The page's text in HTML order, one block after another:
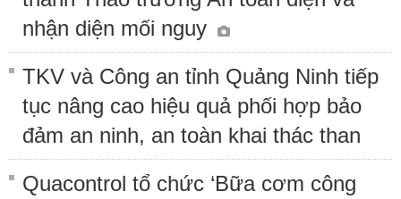
nhận diện mối nguy
TKV và Công an tỉnh Quảng Ninh tiếp
tục nâng cao hiệu quả phối hợp bảo
đảm an ninh, an toàn khai thác than
Quacontrol tổ chức ‘Bữa cơm công